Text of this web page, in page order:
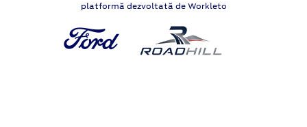
platformă dezvoltată de Workleto